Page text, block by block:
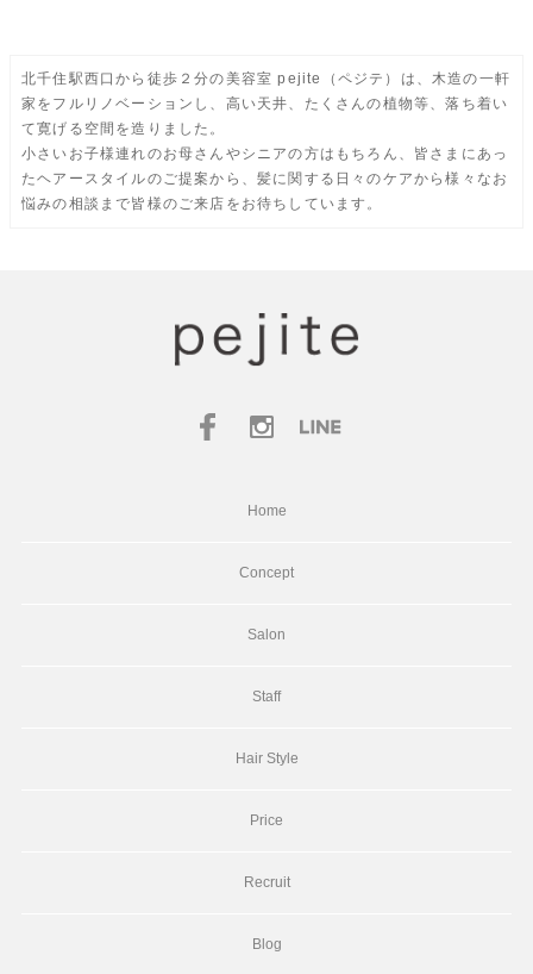
北千住駅西口から徒歩２分の美容室 pejite（ペジテ）は、木造の一軒
家をフルリノベーションし、高い天井、たくさんの植物等、落ち着い
て寛げる空間を造りました。
小さいお子様連れのお母さんやシニアの方はもちろん、皆さまにあっ
たヘアースタイルのご提案から、髪に関する日々のケアから様々なお
悩みの相談まで皆様のご来店をお待ちしています。
Home
Concept
Salon
Staff
Hair Style
Price
Recruit
Blog